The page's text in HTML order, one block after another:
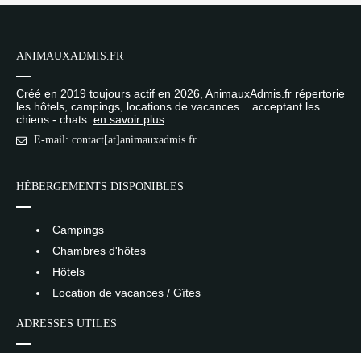
ANIMAUXADMIS.FR
Créé en 2019 toujours actif en 2026, AnimauxAdmis.fr répertorie
les hôtels, campings, locations de vacances... acceptant les
chiens - chats. en savoir plus
E-mail: contact[at]animauxadmis.fr
HÉBERGEMENTS DISPONIBLES
Campings
Chambres d'hôtes
Hôtels
Location de vacances / Gîtes
ADRESSES UTILES